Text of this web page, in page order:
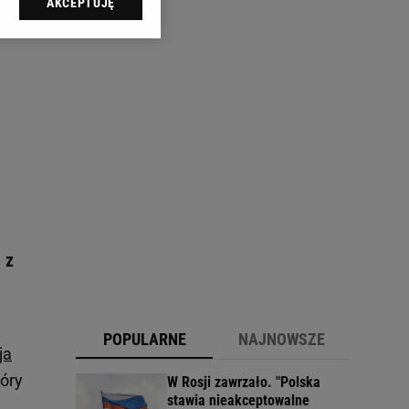
z
POPULARNE NAJNOWSZE
W Rosji zawrzało. "Polska
stawia nieakceptowalne
sp. z o.o., jej
swoje preferencje
reklam i treści,